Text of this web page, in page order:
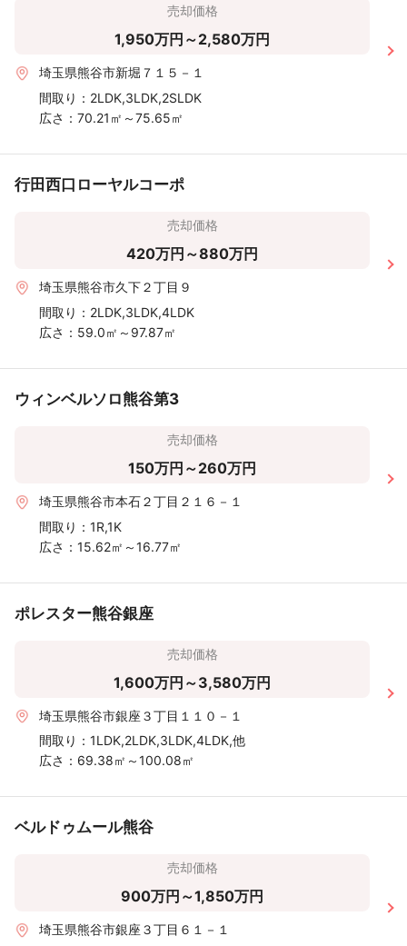
売却価格
1,950万円～2,580万円
埼玉県熊谷市新堀７１５－１
間取り： 2LDK,3LDK,2SLDK
広さ： 70.21㎡～75.65㎡
行田西口ローヤルコーポ
売却価格
420万円～880万円
埼玉県熊谷市久下２丁目９
間取り： 2LDK,3LDK,4LDK
広さ： 59.0㎡～97.87㎡
ウィンベルソロ熊谷第3
売却価格
150万円～260万円
埼玉県熊谷市本石２丁目２１６－１
間取り： 1R,1K
広さ： 15.62㎡～16.77㎡
ポレスター熊谷銀座
売却価格
1,600万円～3,580万円
埼玉県熊谷市銀座３丁目１１０－１
間取り： 1LDK,2LDK,3LDK,4LDK,他
広さ： 69.38㎡～100.08㎡
ベルドゥムール熊谷
売却価格
900万円～1,850万円
埼玉県熊谷市銀座３丁目６１－１